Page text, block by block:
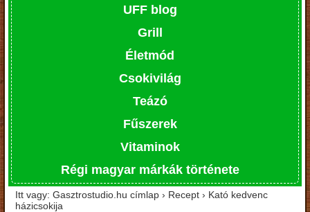
UFF blog
Grill
Életmód
Csokivilág
Teázó
Fűszerek
Vitaminok
Régi magyar márkák története
Itt vagy: Gasztrostudio.hu címlap › Recept › Kató kedvenc
házicsokija